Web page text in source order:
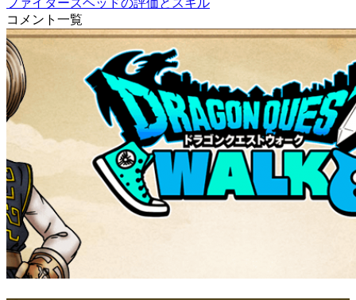
ファイターズヘッドの評価とスキル
コメント一覧